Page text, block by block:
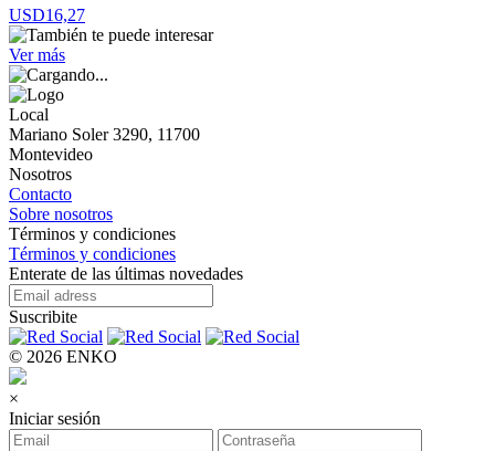
USD16,27
Ver más
Local
Mariano Soler 3290, 11700
Montevideo
Nosotros
Contacto
Sobre nosotros
Términos y condiciones
Términos y condiciones
Enterate de las últimas novedades
Suscribite
© 2026 ENKO
×
Iniciar sesión